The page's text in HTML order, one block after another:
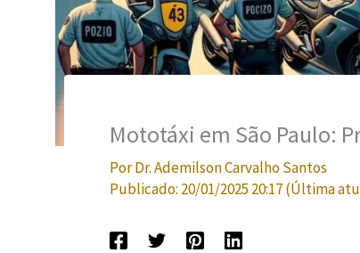
Mototáxi em São Paulo:
PorDr. Ademilson Carvalho Santos
Publicado: 20/01/2025 20:17(Última